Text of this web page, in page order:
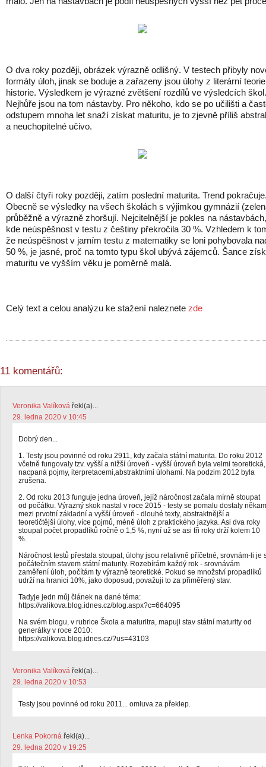
O dva roky později, obrázek výrazně odlišný. V testech přibyly
formáty úloh, jinak se boduje a zařazeny jsou úlohy z literární
historie. Výsledkem je výrazné zvětšení rozdílů ve výsledcích škol.
Nejhůře jsou na tom nástavby. Pro někoho, kdo se po učilišti a
odstupem mnoha let snaží získat maturitu, je to zjevně příliš
a neuchopitelné učivo.
O další čtyři roky později, zatím poslední maturita. Trend
Obecně se výsledky na všech školách s výjimkou gymnázií
průběžně a výrazně zhoršují. Nejcitelnější je pokles na nástavbách,
kde neúspěšnost v testu z češtiny překročila 30 %. Vzhledem k
že neúspěšnost v jarním testu z matematiky se loni pohybovala
50 %, je jasné, proč na tomto typu škol ubývá zájemců. Šance
maturitu ve vyšším věku je poměrně malá.
Celý text a celou analýzu ke stažení naleznete zde
11 komentářů:
Veronika Valíková řekl(a)...
29. ledna 2020 v 10:45
Dobrý den...
1. Testy jsou povinné od roku 2911, kdy začala státní maturita. Do roku 2012
včetně fungovaly tzv. vyšší a nižší úroveň - vyšší úroveň byla velmi teoretická,
nacpaná pojmy, iterpretacemi,abstraktními úlohami. Na podzim 2012 byla
zrušena.
2. Od roku 2013 funguje jedna úroveň, jejíž náročnost začala mírně stoupat
od počátku. Výrazný skok nastal v roce 2015 - testy se pomalu dostaly někam
mezi prvotní základní a vyšší úroveň - dlouhé texty, abstraktnější a
teoretičtější úlohy, více pojmů, méně úloh z praktického jazyka. Asi dva roky
stoupal počet propadlíků ročně o 1,5 %, nyní už se asi tři roky drží kolem 10
%.
Náročnost testů přestala stoupat, úlohy jsou relativně příčetné, srovnám-li je
počátečním stavem státní maturity. Rozebírám každý rok - srovnávám
zaměření úloh, počítám ty výrazně teoretické. Pokud se množství propadlíků
udrží na hranici 10%, jako doposud, považuji to za přiměřený stav.
Tadyje jedn můj článek na dané téma:
https://valikova.blog.idnes.cz/blog.aspx?c=664095
Na svém blogu, v rubrice Škola a maturitra, mapuji stav státní maturity od
generálky v roce 2010:
https://valikova.blog.idnes.cz/?us=43103
Veronika Valíková řekl(a)...
29. ledna 2020 v 10:53
Testy jsou povinné od roku 2011... omluva za překlep.
Lenka Pokorná řekl(a)...
29. ledna 2020 v 19:25